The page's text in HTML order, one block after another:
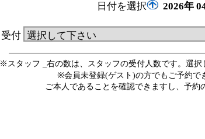
日付を選択 2026年
受付
※スタッフ _右の数は、スタッフの受付人数です。選択
※会員未登録(ゲスト)の方でもご予約で
ご本人であることを確認できますし、予約